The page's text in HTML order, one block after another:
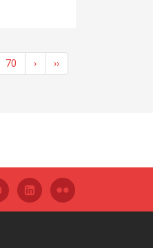
70 › ››